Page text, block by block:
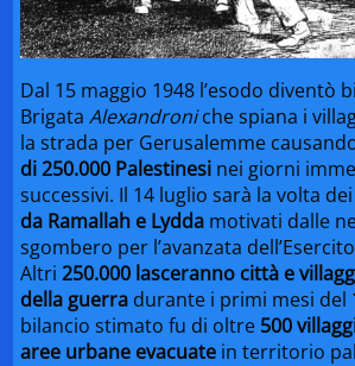
Dal 15 maggio 1948 l’esodo diventò
BrigataAlexandroniche spiana i
la strada per Gerusalemme
di 250.000 Palestinesi nei giorni
successivi. Il 14 luglio sarà la volta dei
da Ramallah e Lydda motivati dalle
sgombero per l’avanzata
Altri250.000 lasceranno città e
della guerra durante i primi mesi del
bilancio stimato fu di oltre 500
aree urbane evacuate in territorio